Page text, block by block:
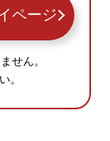
ページ
せん。
。